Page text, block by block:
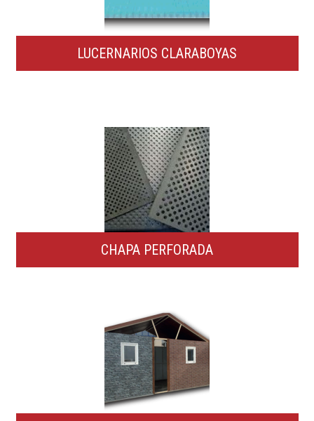
LUCERNARIOS CLARABOYAS
CHAPA PERFORADA